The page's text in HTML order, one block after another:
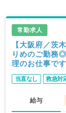
常勤求人
【大阪府／茨
りめのご勤務
理のお仕事で
当直なし 救急対
給与